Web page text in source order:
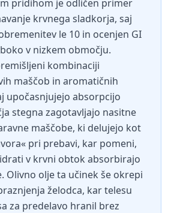
pridihom je odličen primer
krvnega sladkorja, saj
le 10 in ocenjen GI
v nizkem območju.
kombinaciji
maščob in aromatičnih
upočasnjujejo absorpcijo
stegna zagotavljajo nasitne
maščobe, ki delujejo kot
pri prebavi, kar pomeni,
v krvni obtok absorbirajo
Olivno olje ta učinek še okrepi
želodca, kar telesu
za predelavo hranil brez